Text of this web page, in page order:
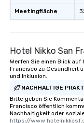
Meetingfläche
Hotel Nikko San
Werfen Sie einen Blick
Francisco zu Gesundheit
und Inklusion.
NACHHALTIGE
Bitte geben Sie
Francisco öffentlich
Nachhaltigkeit oder
https://